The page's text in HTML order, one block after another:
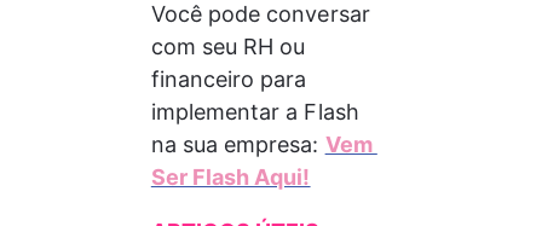
Você pode conversar
com seu RH ou
financeiro para
implementar a Flash
na sua empresa: Vem
Ser Flash Aqui!